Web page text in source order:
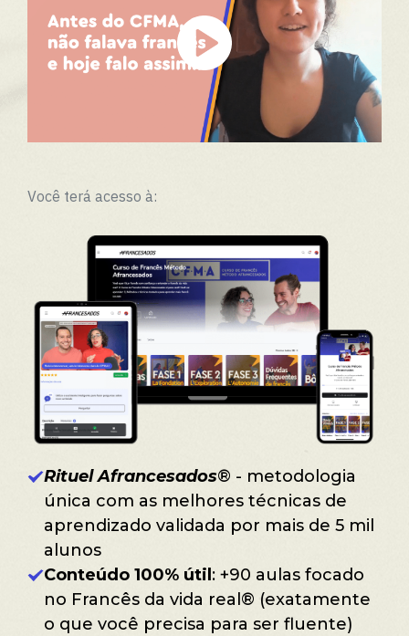
Você terá acesso à:
Rituel Afrancesados® - metodologia
única com as melhores técnicas de
aprendizado validada por mais de 5 mil
alunos
Conteúdo 100% útil : +90 aulas focado
no Francês da vida real® (exatamente
o que você precisa para ser fluente)